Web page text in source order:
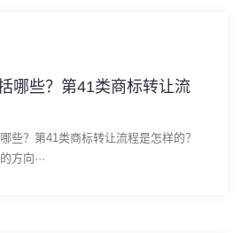
哪些？第41类商标转让流
？第41类商标转让流程是怎样的？
方向···